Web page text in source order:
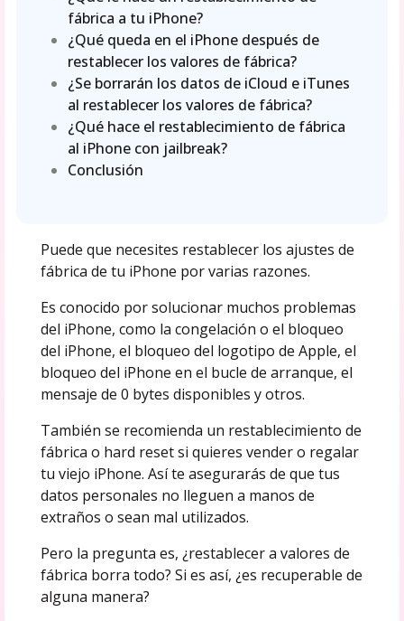
fábrica a tu iPhone?
¿Qué queda en el iPhone después de
restablecer los valores de fábrica?
¿Se borrarán los datos de iCloud e iTunes
al restablecer los valores de fábrica?
¿Qué hace el restablecimiento de fábrica
al iPhone con jailbreak?
Conclusión
Puede que necesites restablecer los ajustes de
fábrica de tu iPhone por varias razones.
Es conocido por solucionar muchos problemas
del iPhone, como la congelación o el bloqueo
del iPhone, el bloqueo del logotipo de Apple, el
bloqueo del iPhone en el bucle de arranque, el
mensaje de 0 bytes disponibles y otros.
También se recomienda un restablecimiento de
fábrica o hard reset si quieres vender o regalar
tu viejo iPhone. Así te asegurarás de que tus
datos personales no lleguen a manos de
extraños o sean mal utilizados.
Pero la pregunta es, ¿restablecer a valores de
fábrica borra todo? Si es así, ¿es recuperable de
alguna manera?